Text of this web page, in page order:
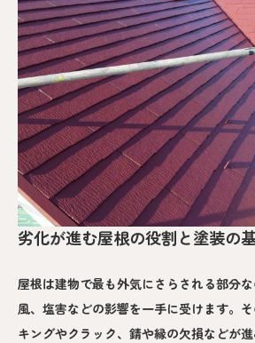
劣化が進む屋根の役割と塗装の
屋根は建物で最も外気にさらされる部分な
風、塩害などの影響を一手に受けます。
キングやクラック、錆や縁の欠損などが